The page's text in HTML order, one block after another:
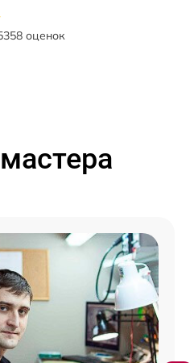
оценок